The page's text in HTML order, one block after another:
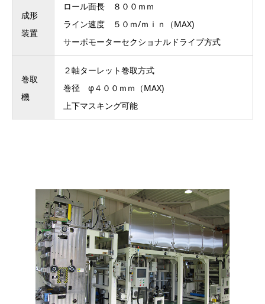
成形
装置
ロール面長 ８００ｍｍ
ライン速度 ５０ｍ/ｍｉｎ（MAX)
サーボモーターセクショナルドライブ方式
巻取
機
２軸ターレット巻取方式
巻径 φ４００ｍｍ（MAX)
上下マスキング可能